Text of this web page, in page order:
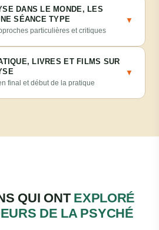
DANS LE MONDE, LES
SÉANCE TYPE
particulières et critiques
▼
LIVRES ET FILMS SUR
final et début de la pratique
▼
QUI ONT EXPLORÉ
DE LA PSYCHÉ